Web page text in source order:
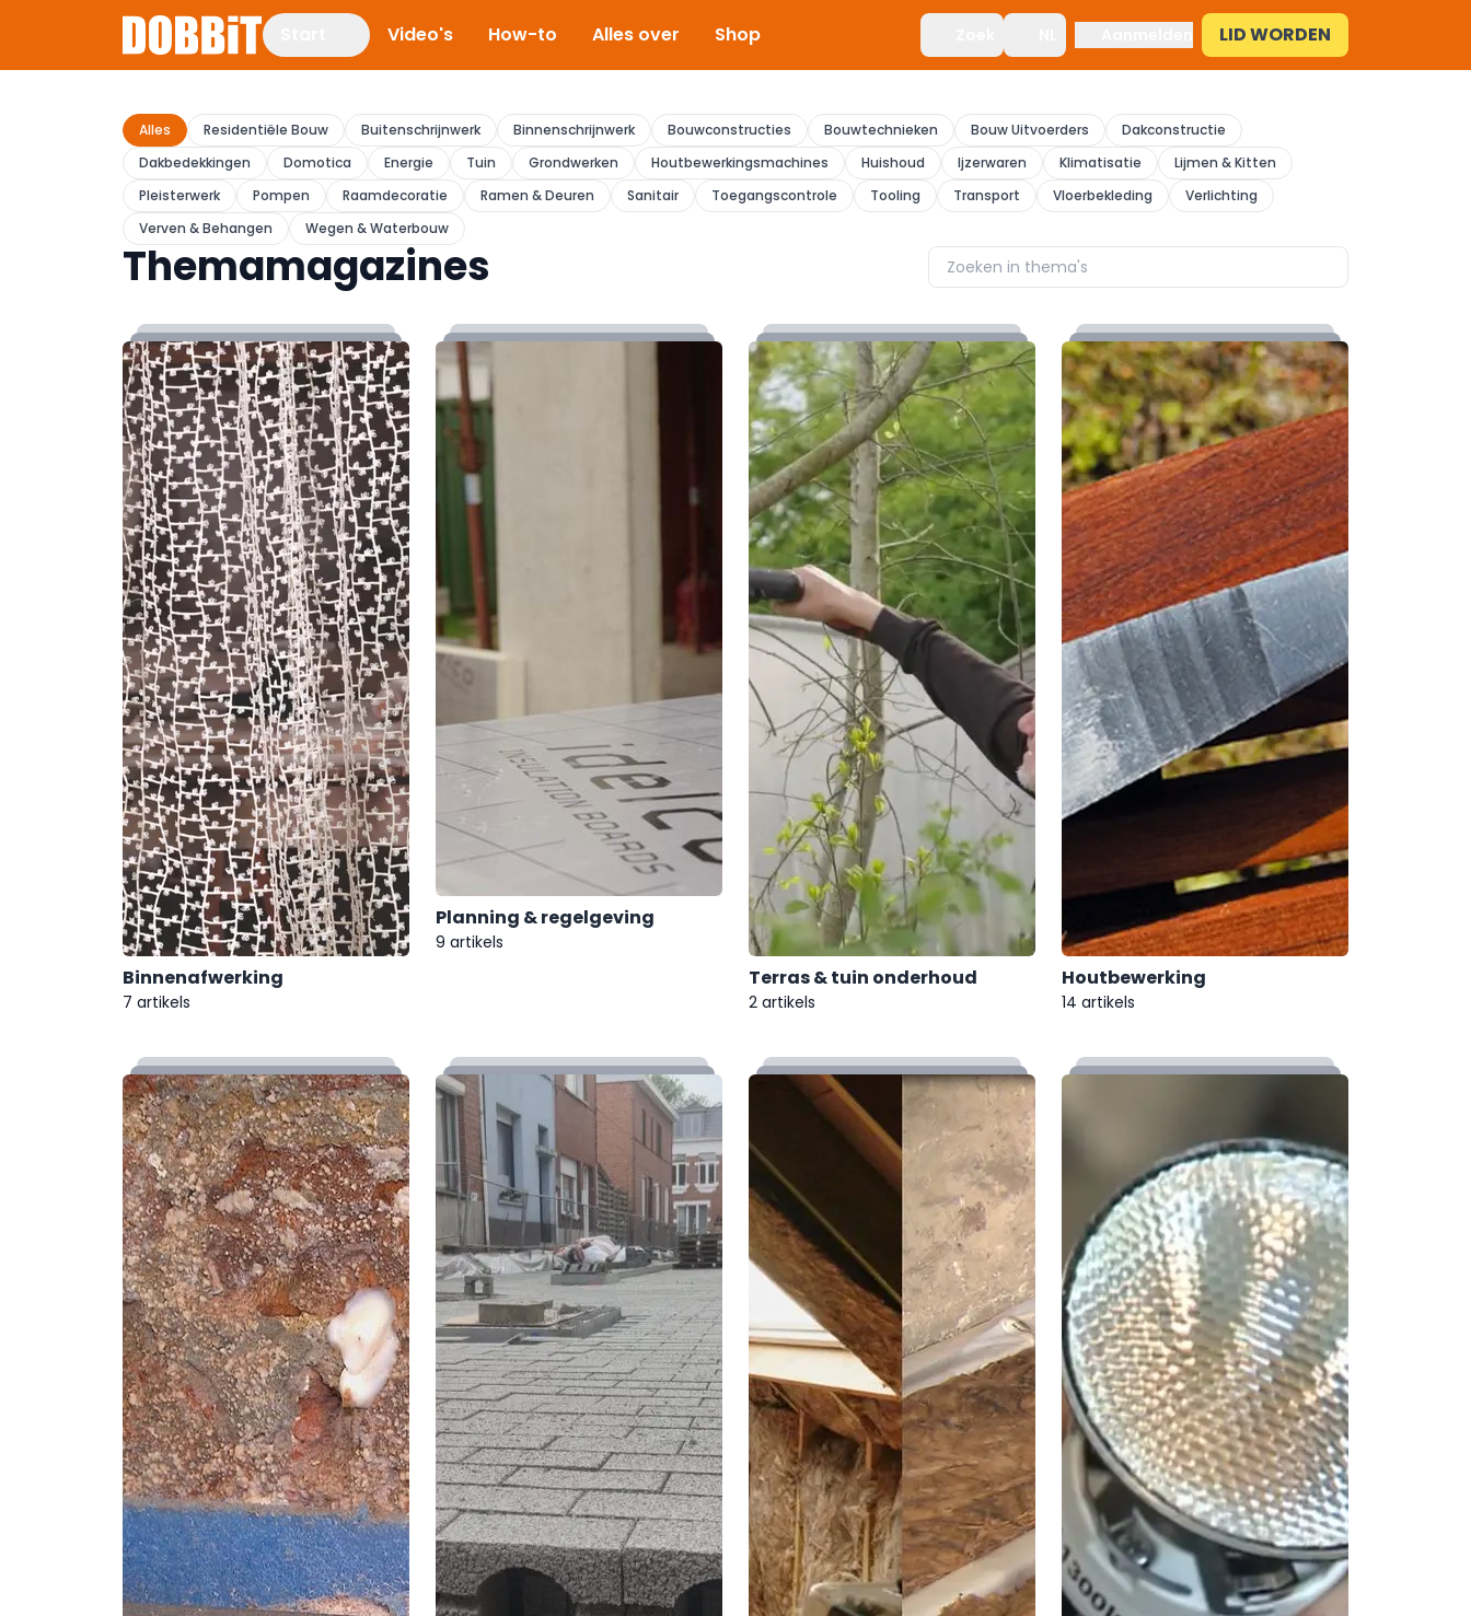
Video's How-to Alles over Shop LID WORDEN
Alles Residentiële Bouw Buitenschrijnwerk Binnenschrijnwerk Bouwconstructies Bouwtechnieken Bouw Uitvoerders
Dakconstructie
Dakbedekkingen
Domotica Energie Tuin Grondwerken Houtbewerkingsmachines Huishoud Ijzerwaren Klimatisatie
Lijmen & Kitten
Pleisterwerk
Pompen Raamdecoratie Ramen & Deuren Sanitair Toegangscontrole Tooling Transport Vloerbekleding
Verlichting
Verven & Behangen
Wegen & Waterbouw
Themamagazines
Binnenafwerking
7 artikels
Planning & regelgeving
9 artikels
Terras & tuin onderhoud
2 artikels
Houtbewerking
14 artikels